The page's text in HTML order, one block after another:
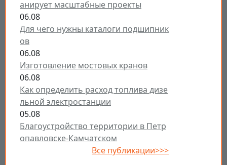
анирует масштабные проекты
06.08
Для чего нужны каталоги подшипник
ов
06.08
Изготовление мостовых кранов
06.08
Как определить расход топлива дизе
льной электростанции
05.08
Благоустройство территории в Петр
опавловске-Камчатском
Все публикации>>>